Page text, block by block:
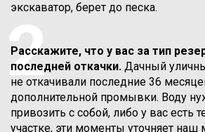
экскаватор, берет до песка.
2
Расскажите, что у вас за тип
последней откачки. Дачный
не откачивали последние 36
дополнительной промывки. Воду
привозить с собой, либо у вас есть
участке, эти моменты уточняет